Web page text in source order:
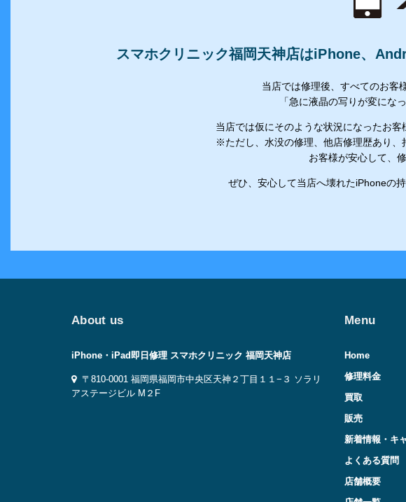
スマホクリニック福岡天神店はiPhone、
当店では修理後、すべてのお客
「急に液晶の写りが変に
当店では仮にそのような状況になったお
※ただし、水没の修理、他店修理歴あり、
お客様が安心して、
ぜひ、安心して当店へ壊れたiPhoneの
About us
iPhone・iPad即日修理 スマホクリニック 福岡天神店
〒810-0001 福岡県福岡市中央区天神２丁目１１−３ ソラリ
アステージビル M２F
Menu
Home
修理料金
買取
販売
新着情報・キ
よくある質問
店舗概要